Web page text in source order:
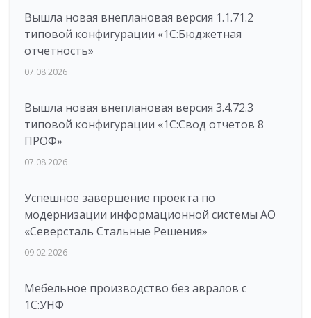
Вышла новая внеплановая версия 1.1.71.2
типовой конфигурации «1C:Бюджетная
отчетность»
07.08.2026
Вышла новая внеплановая версия 3.4.72.3
типовой конфигурации «1C:Свод отчетов 8
ПРОФ»
07.08.2026
Успешное завершение проекта по
модернизации информационной системы АО
«Северсталь Стальные Решения»
09.02.2026
Мебельное производство без авралов с
1С:УНФ